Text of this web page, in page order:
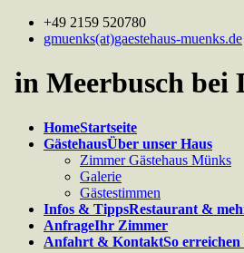
+49 2159 520780
gmuenks(at)gaestehaus-muenks.de
in Meerbusch bei
HomeStartseite
GästehausÜber unser Haus
Zimmer Gästehaus Münks
Galerie
Gästestimmen
Infos & TippsRestaurant &
AnfrageIhr Zimmer
Anfahrt & KontaktSo erreichen